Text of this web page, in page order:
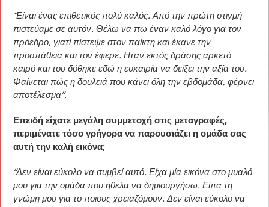
“Είναι ένας επιθετικός πολύ καλός. Από την πρώτη στιγμή
πιστεύαμε σε αυτόν. Θέλω να πω έναν καλό λόγο για τον
πρόεδρο, γιατί πίστεψε στον παίκτη και έκανε την
προσπάθεια και τον έφερε. Ηταν εκτός δράσης αρκετό
καιρό και του δόθηκε εδώ η ευκαιρία να δείξει την αξία του.
Φαίνεται πώς η δουλειά που κάνει όλη την εβδομάδα, φέρνει
αποτέλεσμα”.
Επειδή είχατε μεγάλη συμμετοχή στις μεταγραφές,
περιμένατε τόσο γρήγορα να παρουσιάζει η ομάδα σας
αυτή την καλή εικόνα;
“Δεν είναι εύκολο να συμβεί αυτό. Είχα μία εικόνα στο μυαλό
μου για την ομάδα που ήθελα να δημιουργήσω. Είπα τη
γνώμη μου για το ποιους χρειαζόμουν. Δεν είναι εύκολο να